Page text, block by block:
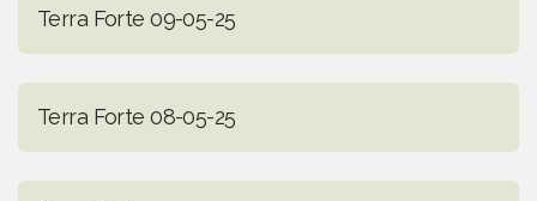
Terra Forte 09-05-25
Terra Forte 08-05-25